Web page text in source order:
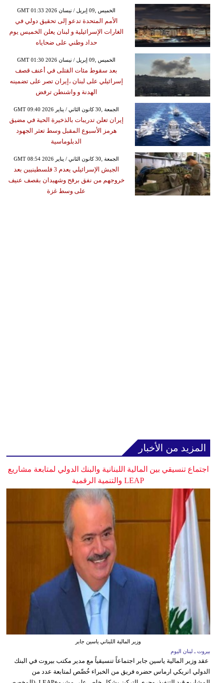
GMT 01:33 2026 الخميس ,09 إبريل / نيسان
الأمم المتحدة تدعو إلى تحقيق دولي في
الغارات الإسرائيلية و لبنان يعلن الخميس يوم
حداد وطني على ضحاياه
GMT 01:30 2026 الخميس ,09 إبريل / نيسان
بعد سقوط مئات القتلى في أعنف قصف
إسرائيلي على لبنان ،إيران تصر على تضمينه
الهدنة و واشنطن ترفض
GMT 09:40 2026 الجمعة ,30 كانون الثاني / يناير
إيران تعلن تدريبات بالذخيرة الحية في مضيق
هرمز الأسبوع المقبل وسط تعثر الجهود
الدبلوماسية
GMT 08:54 2026 الجمعة ,30 كانون الثاني / يناير
الجيش الإسرائيلي يعدم 3 فلسطينيين بعد
خروجهم من نفق برفح وشهيدان بقصف عنيف
على وسط غزة
المزيد من الأخبار
اجتماع تنسيقي بين المالية اللبنانية والبنك الدولي لمتابعة مشاريع
LEAP والتنمية الرقمية
وزير المالية اللبناني ياسين جابر
بيروت ـ لبنان اليوم
عقد وزير المالية ياسين جابر اجتماعاً تنسيقياً مع مدير مكتب بيروت في البنك
الدولي انريكي ارماس حضره فريق من الخبراء خُصِّص لمتابعة عدد من